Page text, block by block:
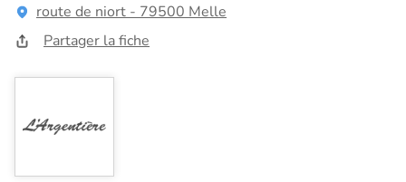
route de niort - 79500 Melle
Partager la fiche